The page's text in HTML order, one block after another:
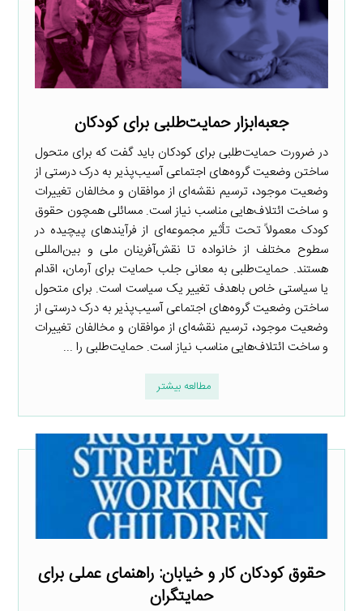
جعبه‌ابزار حمایت‌طلبی برای کودکان
در ضرورت حمایت‌طلبی برای کودکان باید گفت که برای متحول
ساختن وضعیت گروه‌های اجتماعی آسیب‌پذیر به درک درستی از
وضعیت موجود، ترسیم نقشه‌ای از موافقان و مخالفان تغییرات
و ساخت ائتلاف‌هایی مناسب نیاز است. مسائلی همچون حقوق
کودک معمولاً تحت تأثیر مجموعه‌ای از فرآیندهای پیچیده در
سطوح مختلف از خانواده تا نقش‌آفرینان ملی و بین‌المللی
هستند. حمایت‌طلبی به معانی جلب حمایت برای آرمان، اقدام
یا سیاستی خاص باهدف تغییر یک سیاست است. برای متحول
ساختن وضعیت گروه‌های اجتماعی آسیب‌پذیر به درک درستی از
وضعیت موجود، ترسیم نقشه‌ای از موافقان و مخالفان تغییرات
و ساخت ائتلاف‌هایی مناسب نیاز است. حمایت‌طلبی را ...
مطالعه بیشتر
حقوق کودکان کار و خیابان: راهنمای عملی برای
حمایتگران